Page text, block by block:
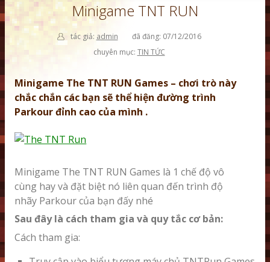
QUÊN MẬT KHẨU
HƯỚNG DẪN
CHẾ TẠO
Minigame TNT RUN
tác giả: admin
đã đăng: 07/12/2016
chuyên mục: TIN TỨC
Minigame The TNT RUN Games – chơi trò này
chắc chắn các bạn sẽ thể hiện đường trình
Parkour đỉnh cao của mình .
Minigame The TNT RUN Games là 1 chế độ vô
cùng hay và đặt biệt nó liên quan đến trình độ
nhãy Parkour của bạn đấy nhé
Sau đây là cách tham gia và quy tắc cơ bản:
Cách tham gia: